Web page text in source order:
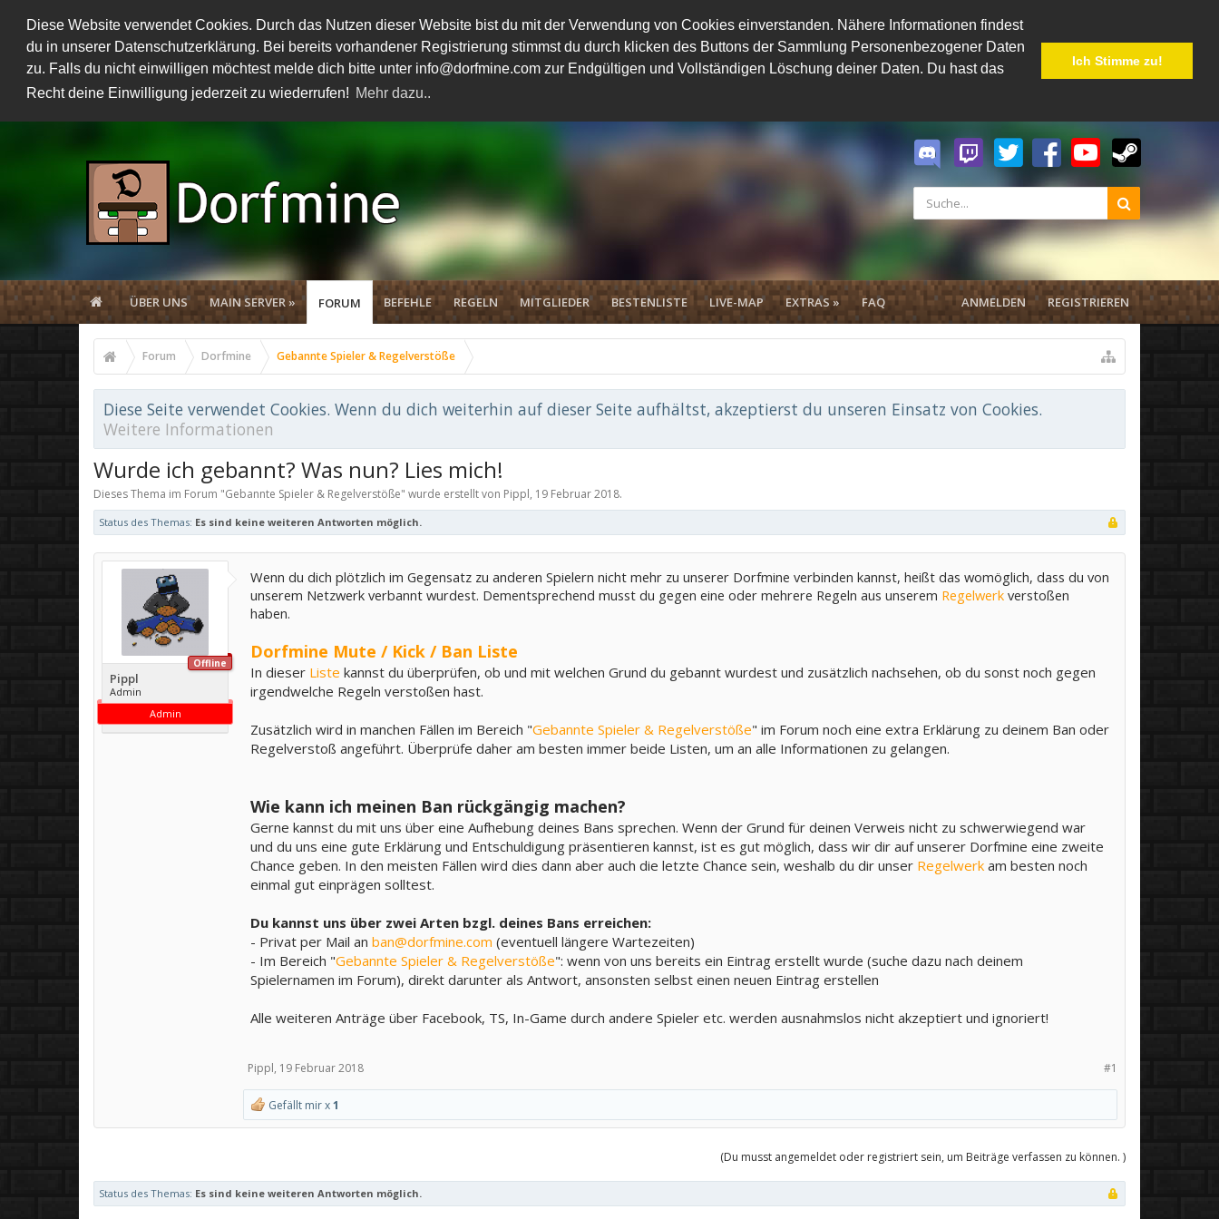
Diese Website verwendet Cookies. Durch das Nutzen dieser Website bist du mit der Verwendung von Cookies einverstanden. Nähere Informationen findest
du in unserer Datenschutzerklärung. Bei bereits vorhandener Registrierung stimmst du durch klicken des Buttons der Sammlung Personenbezogener Daten
zu. Falls du nicht einwilligen möchtest melde dich bitte unter info@dorfmine.com zur Endgültigen und Vollständigen Löschung deiner Daten. Du hast das
Recht deine Einwilligung jederzeit zu wiederrufen! Mehr dazu..
Ich Stimme zu!
ÜBER UNS MAIN SERVER » FORUM BEFEHLE REGELN MITGLIEDER BESTENLISTE LIVE-MAP EXTRAS » FAQ ANMELDEN REGISTRIEREN
Forum Dorfmine Gebannte Spieler & Regelverstöße
Diese Seite verwendet Cookies. Wenn du dich weiterhin auf dieser Seite aufhältst, akzeptierst du unseren Einsatz von Cookies.
Weitere Informationen
Wurde ich gebannt? Was nun? Lies mich!
Dieses Thema im Forum "Gebannte Spieler & Regelverstöße" wurde erstellt von Pippl, 19 Februar 2018.
Status des Themas: Es sind keine weiteren Antworten möglich.
Offline
Pippl
Admin
Admin
Wenn du dich plötzlich im Gegensatz zu anderen Spielern nicht mehr zu unserer Dorfmine verbinden kannst, heißt das womöglich, dass du von
unserem Netzwerk verbannt wurdest. Dementsprechend musst du gegen eine oder mehrere Regeln aus unserem Regelwerk verstoßen
haben.
Dorfmine Mute / Kick / Ban Liste
In dieser Liste kannst du überprüfen, ob und mit welchen Grund du gebannt wurdest und zusätzlich nachsehen, ob du sonst noch gegen
irgendwelche Regeln verstoßen hast.
Zusätzlich wird in manchen Fällen im Bereich "Gebannte Spieler & Regelverstöße" im Forum noch eine extra Erklärung zu deinem Ban oder
Regelverstoß angeführt. Überprüfe daher am besten immer beide Listen, um an alle Informationen zu gelangen.
Wie kann ich meinen Ban rückgängig machen?
Gerne kannst du mit uns über eine Aufhebung deines Bans sprechen. Wenn der Grund für deinen Verweis nicht zu schwerwiegend war
und du uns eine gute Erklärung und Entschuldigung präsentieren kannst, ist es gut möglich, dass wir dir auf unserer Dorfmine eine zweite
Chance geben. In den meisten Fällen wird dies dann aber auch die letzte Chance sein, weshalb du dir unser Regelwerk am besten noch
einmal gut einprägen solltest.
Du kannst uns über zwei Arten bzgl. deines Bans erreichen:
- Privat per Mail an ban@dorfmine.com (eventuell längere Wartezeiten)
- Im Bereich "Gebannte Spieler & Regelverstöße": wenn von uns bereits ein Eintrag erstellt wurde (suche dazu nach deinem
Spielernamen im Forum), direkt darunter als Antwort, ansonsten selbst einen neuen Eintrag erstellen
Alle weiteren Anträge über Facebook, TS, In-Game durch andere Spieler etc. werden ausnahmslos nicht akzeptiert und ignoriert!
#1
Pippl, 19 Februar 2018
Gefällt mir x1
(Du musst angemeldet oder registriert sein, um Beiträge verfassen zu können. )
Status des Themas: Es sind keine weiteren Antworten möglich.